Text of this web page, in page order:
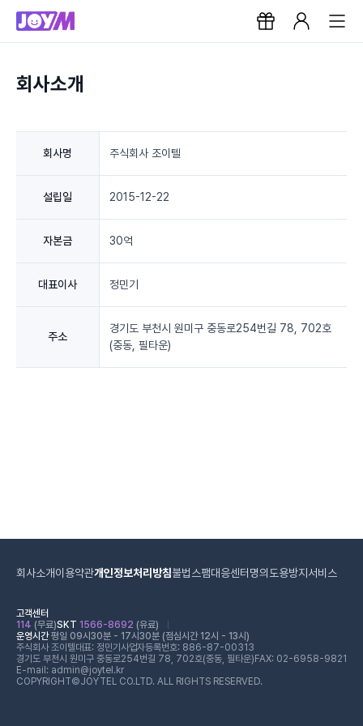
회사소개
회사명 주식회사 조이텔
설립일 2015-12-22
자본금 30억
대표이사 정민기
주소
경기도 부천시 원미구 중동로254번길 78, 702호
(중동, 필타운)
회사소개이용약관개인정보처리방침불법스팸대응센터 명의도용방지서비스
고객센터
114 (무료)SKT 1566-8692 (유료)
운영시간평일 09시30분 - 17시30분 (점심시간 12시 - 13시)
주식회사 조이텔대표: 정민기 사업자등록번호: 886-87-00313
경기도 부천시 원미구 중동로254번길 78, 702호(중동, 필타운) FAX: 02-6958-9821
E-mail: admin@joytel.kr
COPYRIGHT©JOYTEL CO.LTD. ALL RIGHTS RESERVED.